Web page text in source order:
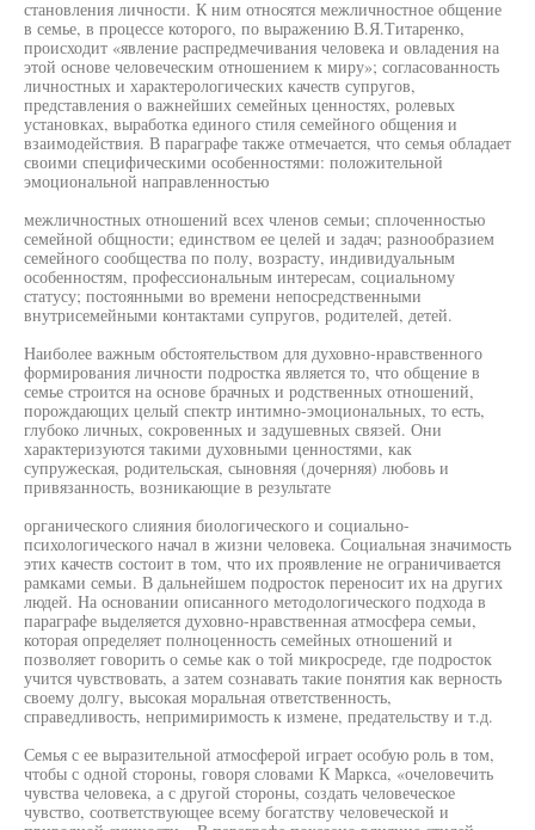
становления личности. К ним относятся межличностное общение
в семье, в процессе которого, по выражению В.Я.Титаренко,
происходит «явление распредмечивания человека и овладения на
этой основе человеческим отношением к миру»; согласованность
личностных и характерологических качеств супругов,
представления о важнейших семейных ценностях, ролевых
установках, выработка единого стиля семейного общения и
взаимодействия. В параграфе также отмечается, что семья обладает
своими специфическими особенностями: положительной
эмоциональной направленностью
межличностных отношений всех членов семьи; сплоченностью
семейной общности; единством ее целей и задач; разнообразием
семейного сообщества по полу, возрасту, индивидуальным
особенностям, профессиональным интересам, социальному
статусу; постоянными во времени непосредственными
внутрисемейными контактами супругов, родителей, детей.
Наиболее важным обстоятельством для духовно-нравственного
формирования личности подростка является то, что общение в
семье строится на основе брачных и родственных отношений,
порождающих целый спектр интимно-эмоциональных, то есть,
глубоко личных, сокровенных и задушевных связей. Они
характеризуются такими духовными ценностями, как
супружеская, родительская, сыновняя (дочерняя) любовь и
привязанность, возникающие в результате
органического слияния биологического и социально-
психологического начал в жизни человека. Социальная значимость
этих качеств состоит в том, что их проявление не ограничивается
рамками семьи. В дальнейшем подросток переносит их на других
людей. На основании описанного методологического подхода в
параграфе выделяется духовно-нравственная атмосфера семьи,
которая определяет полноценность семейных отношений и
позволяет говорить о семье как о той микросреде, где подросток
учится чувствовать, а затем сознавать такие понятия как верность
своему долгу, высокая моральная ответственность,
справедливость, непримиримость к измене, предательству и т.д.
Семья с ее выразительной атмосферой играет особую роль в том,
чтобы с одной стороны, говоря словами К Маркса, «очеловечить
чувства человека, а с другой стороны, создать человеческое
чувство, соответствующее всему богатству человеческой и